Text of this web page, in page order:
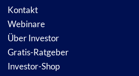
Kontakt
Webinare
Über Investor
Gratis-Ratgeber
Investor-Shop